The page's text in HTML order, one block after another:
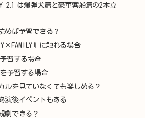
2』は爆弾犬篇と豪華客船篇の2本立
めば予習できる？
』に触れる場合
習する場合
予習する場合
ルを見ていなくても楽しめる？
演後イベントもある
劇できる？